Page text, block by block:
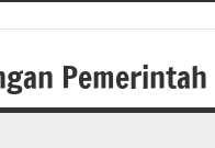
Pemerintah